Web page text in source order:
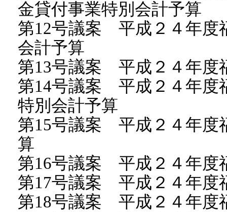
金貸付事業特別会計予算
第12号議案 平成２４年度
会計予算
第13号議案 平成２４年度
第14号議案 平成２４年度
特別会計予算
第15号議案 平成２４年度
算
第16号議案 平成２４年度
第17号議案 平成２４年度
第18号議案 平成２４年度